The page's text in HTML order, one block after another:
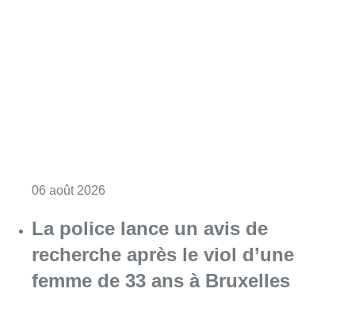
06 août 2026
La police lance un avis de
recherche après le viol d’une
femme de 33 ans à Bruxelles